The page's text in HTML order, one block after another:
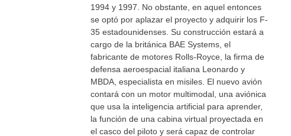
1994 y 1997. No obstante, en aquel entonces
se optó por aplazar el proyecto y adquirir los F-
35 estadounidenses. Su construcción estará a
cargo de la británica BAE Systems, el
fabricante de motores Rolls-Royce, la firma de
defensa aeroespacial italiana Leonardo y
MBDA, especialista en misiles. El nuevo avión
contará con un motor multimodal, una aviónica
que usa la inteligencia artificial para aprender,
la función de una cabina virtual proyectada en
el casco del piloto y será capaz de controlar